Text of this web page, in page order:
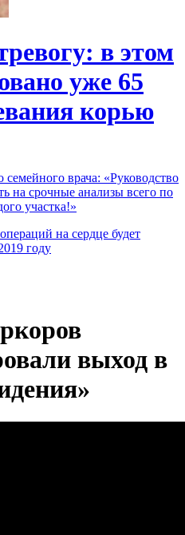
в этом
уже 65
корью
врача: «Руководство
на срочные анализы всего по
участка!»
на сердце будет
году
выход в